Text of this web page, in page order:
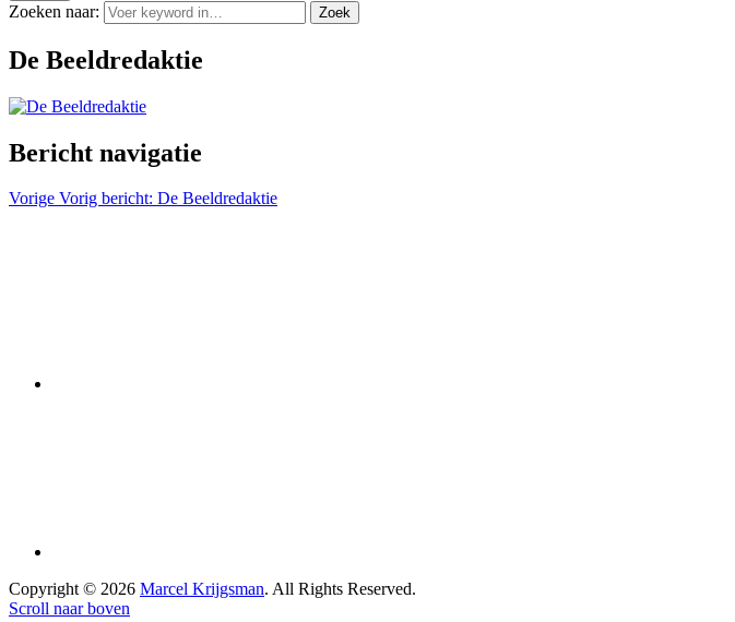
Zoeken naar: Zoek
De Beeldredaktie
Bericht navigatie
Vorige Vorig bericht: De Beeldredaktie
Copyright © 2026 Marcel Krijgsman. All Rights Reserved.
Scroll naar boven